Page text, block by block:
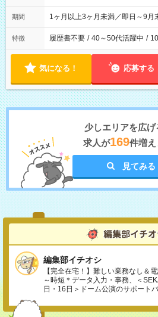
期間 1ヶ月以上3ヶ月未満／即日～9月
特徴 履歴書不要 / 40～50代活躍中 /
気になる！ 応募する
少しエリアを広げ
求人が169件増え
見てみる
編集部イチオシ
【完全在宅！】難しい業務なし＆
～時短＊データ入力・事務、＜
日・16日＞ドーム公演のサポート